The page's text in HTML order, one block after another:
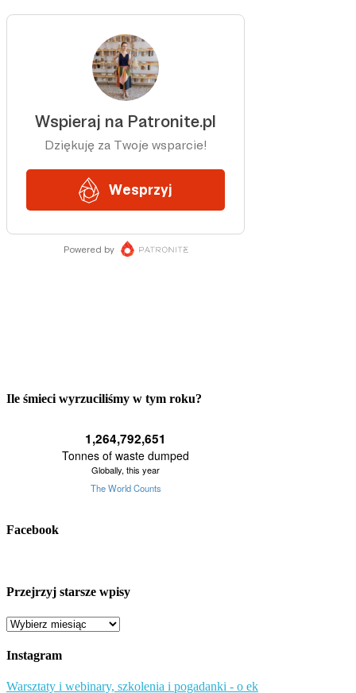
Ile śmieci wyrzuciliśmy w tym roku?
Facebook
Przejrzyj starsze wpisy
Przejrzyj
wpisy
Instagram
Warsztaty i webinary, szkolenia i pogadanki - o ek